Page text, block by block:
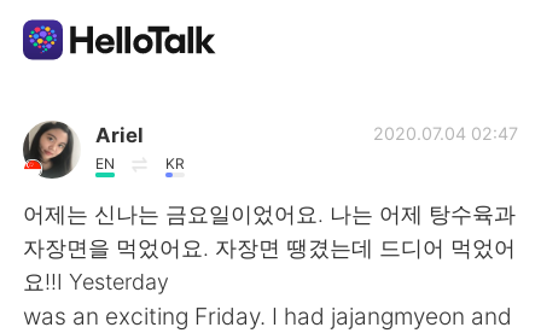
Language Exchange App
AI Grammar Checker
English
Ariel
EN KR
2020.07.04 02:47
어제는 신나는 금요일이었어요. 나는 어제 탕수육과
자장면을 먹었어요. 자장면 땡겼는데 드디어 먹었어
요!!I Yesterday
was an exciting Friday. I had jajangmyeon and